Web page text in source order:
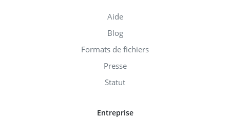
Aide
Blog
Formats de fichiers
Presse
Statut
Entreprise